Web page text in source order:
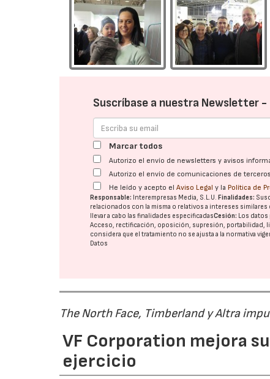
Suscríbase a nuestra Newsletter -
Marcar todos
Autorizo el envío de newsletters y avisos
Autorizo el envío de comunicaciones de
He leído y acepto elAviso Legal y la Política de
Responsable: Interempresas Media, S.L.U. Finalidades:
relacionados con la misma o relativos a intereses similares
llevar a cabo las finalidades especificadasCesión: Los datos
Acceso, rectificación, oposición, supresión, portabilidad,
considera que el tratamiento no se ajusta a la normativa
Datos
The North Face, Timberland y Altra
VF Corporation mejora
ejercicio